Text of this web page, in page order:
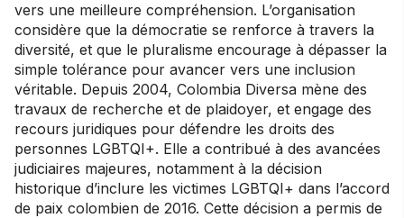
vers une meilleure compréhension. L’organisation
considère que la démocratie se renforce à travers la
diversité, et que le pluralisme encourage à dépasser la
simple tolérance pour avancer vers une inclusion
véritable. Depuis 2004, Colombia Diversa mène des
travaux de recherche et de plaidoyer, et engage des
recours juridiques pour défendre les droits des
personnes LGBTQI+. Elle a contribué à des avancées
judiciaires majeures, notamment à la décision
historique d’inclure les victimes LGBTQI+ dans l’accord
de paix colombien de 2016. Cette décision a permis de